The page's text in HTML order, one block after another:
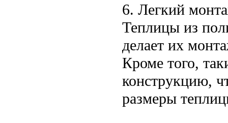
6. Легкий
Теплицы из
делает их
Кроме того,
конструкцию,
размеры